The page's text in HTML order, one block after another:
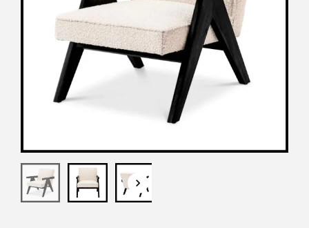
keyboard_arrow_down